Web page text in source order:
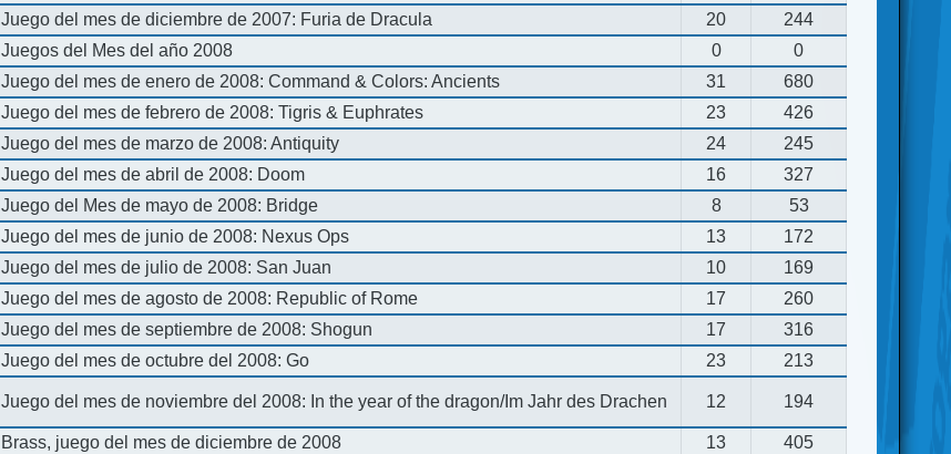
Juego del mes de diciembre de 2007: Furia de Dracula 20
244
Juegos del Mes del año 2008 0
0
Juego del mes de enero de 2008: Command & Colors: Ancients 31
680
Juego del mes de febrero de 2008: Tigris & Euphrates 23
426
Juego del mes de marzo de 2008: Antiquity 24
245
Juego del mes de abril de 2008: Doom 16
327
Juego del Mes de mayo de 2008: Bridge 8
53
Juego del mes de junio de 2008: Nexus Ops 13
172
Juego del mes de julio de 2008: San Juan 10
169
Juego del mes de agosto de 2008: Republic of Rome 17
260
Juego del mes de septiembre de 2008: Shogun 17
316
Juego del mes de octubre del 2008: Go 23
213
Juego del mes de noviembre del 2008: In the year of the dragon/Im Jahr des Drachen 12 194
Brass, juego del mes de diciembre de 2008 13
405